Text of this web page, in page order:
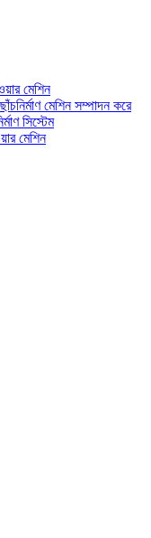
মেশিন
মেশিন সম্পাদন করে
সিস্টেম
মেশিন